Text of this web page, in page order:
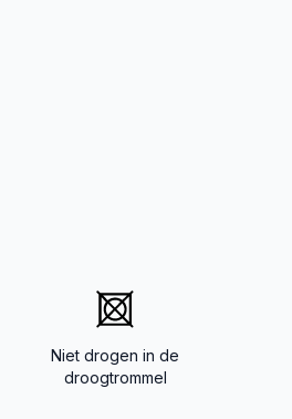
Niet drogen in de
droogtrommel